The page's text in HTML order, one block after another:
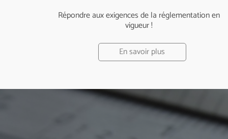
Répondre aux exigences de la réglementation en
vigueur !
En savoir plus